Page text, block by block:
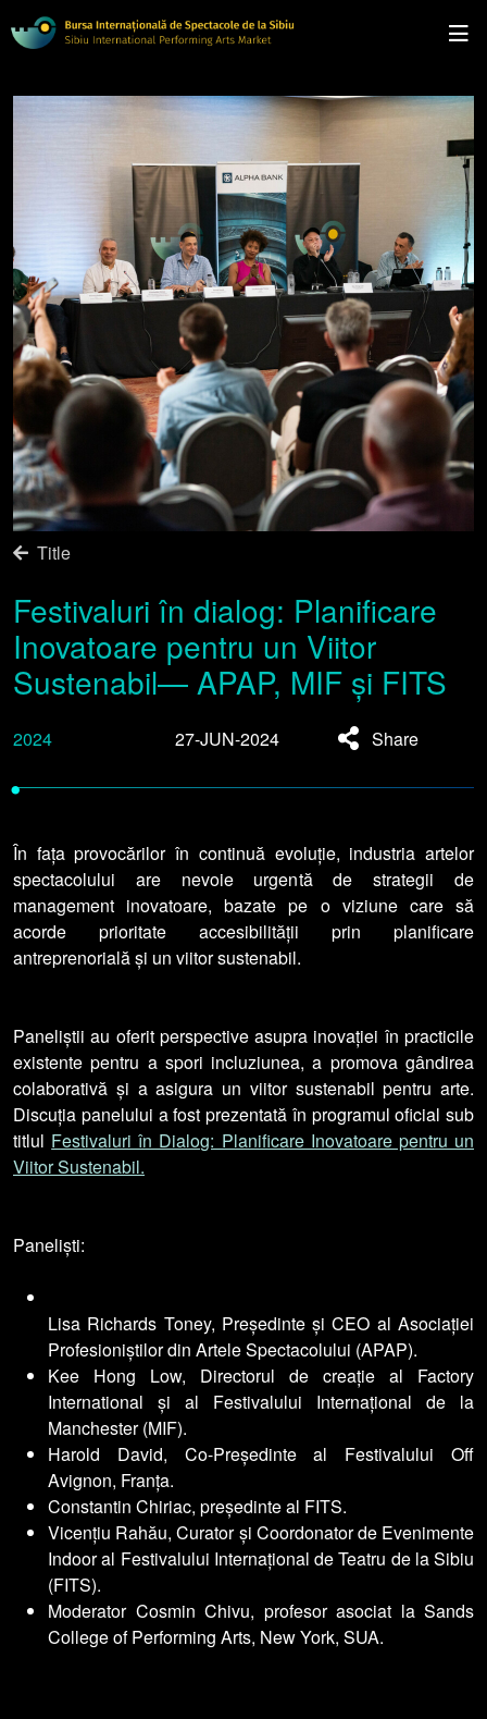
Title
Festivaluri în dialog: Planificare
Inovatoare pentru un Viitor
Sustenabil— APAP, MIF și FITS
2024 27-JUN-2024 Share
•
În fața provocărilor în continuă evoluție, industria artelor
spectacolului are nevoie urgentă de strategii de
management inovatoare, bazate pe o viziune care să
acorde prioritate accesibilității prin planificare
antreprenorială și un viitor sustenabil.
Paneliștii au oferit perspective asupra inovației în practicile
existente pentru a spori incluziunea, a promova gândirea
colaborativă și a asigura un viitor sustenabil pentru arte.
Discuția panelului a fost prezentată în programul oficial sub
titlul Festivaluri în Dialog: Planificare Inovatoare pentru un
Viitor Sustenabil.
Paneliști:
Lisa Richards Toney, Președinte și CEO al Asociației
Profesioniștilor din Artele Spectacolului (APAP).
Kee Hong Low, Directorul de creație al Factory
International și al Festivalului Internațional de la
Manchester (MIF).
Harold David, Co-Președinte al Festivalului Off
Avignon, Franța.
Constantin Chiriac, președinte al FITS.
Vicențiu Rahău, Curator și Coordonator de Evenimente
Indoor al Festivalului Internațional de Teatru de la Sibiu
(FITS).
Moderator Cosmin Chivu, profesor asociat la Sands
College of Performing Arts, New York, SUA.